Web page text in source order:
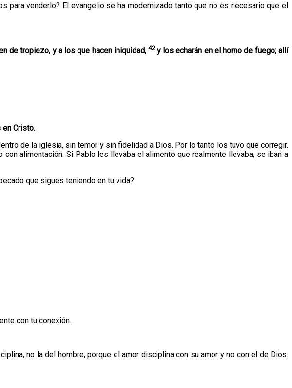
venderlo? El evangelio se ha modernizado tanto que no es necesario que el
de tropiezo, y a los que hacen iniquidad, 42 y los echarán en el horno de fuego; allí
en Cristo.
de la iglesia, sin temor y sin fidelidad a Dios. Por lo tanto los tuvo que corregir.
alimentación. Si Pablo les llevaba el alimento que realmente llevaba, se iban a
que sigues teniendo en tu vida?
con tu conexión.
no la del hombre, porque el amor disciplina con su amor y no con el de Dios.